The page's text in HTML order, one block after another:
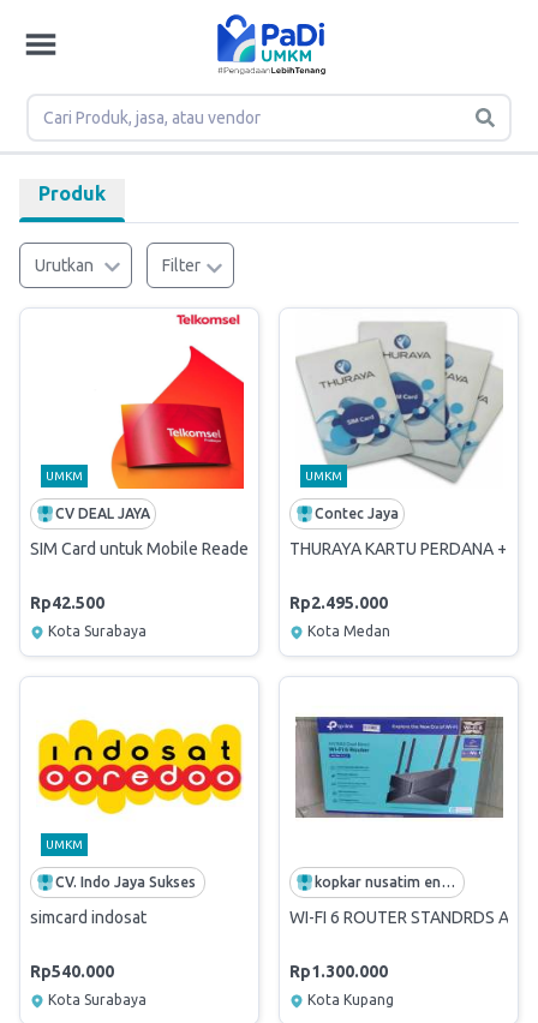
Produk
Urutkan Filter
UMKM
CV DEAL JAYA
SIM Card untuk Mobile Reader
Rp42.500
Kota Surabaya
UMKM
Contec Jaya
THURAYA KARTU PERDANA +
Rp2.495.000
Kota Medan
UMKM
CV. Indo Jaya Sukses
simcard indosat
Rp540.000
Kota Surabaya
kopkar nusatim energi
WI-FI 6 ROUTER STANDRDS AN
Rp1.300.000
Kota Kupang